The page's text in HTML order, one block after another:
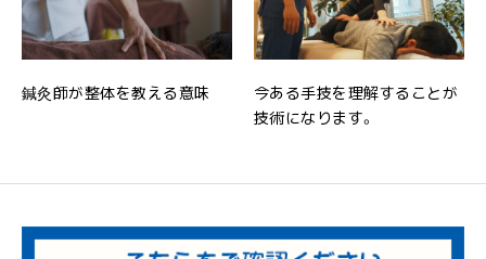
鍼灸師が整体を教える意味
今ある手技を理解することが
技術になります。